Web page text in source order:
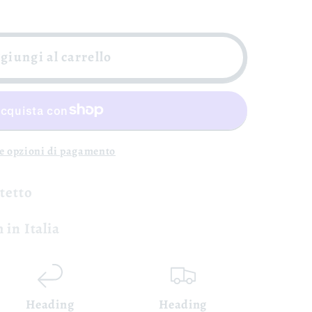
al carrello
opzioni di pagamento
in Italia
Heading Heading